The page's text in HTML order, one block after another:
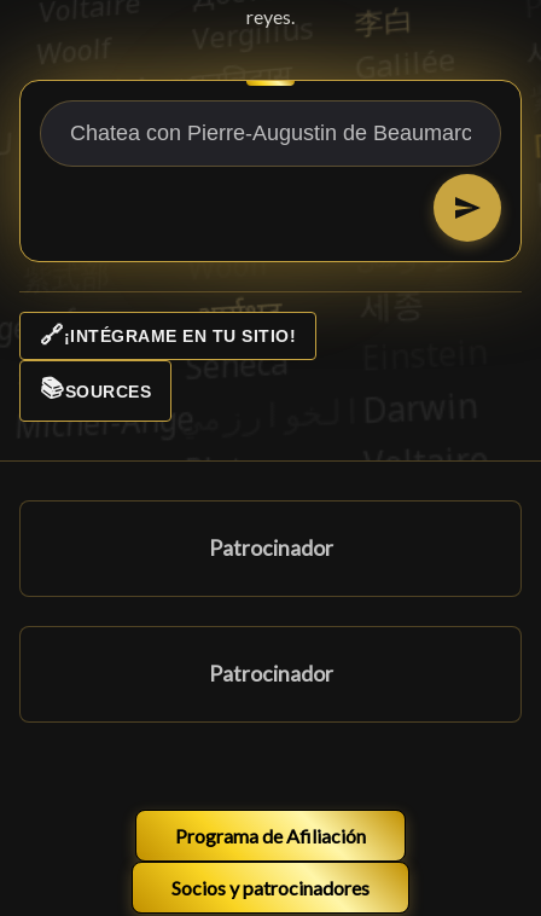
reyes.
🔗¡INTÉGRAME EN TU SITIO!
📚SOURCES
Patrocinador
Patrocinador
Programa de Afiliación
Socios y patrocinadores